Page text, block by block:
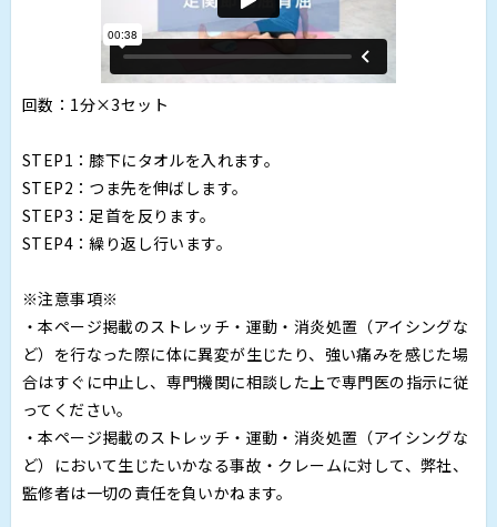
回数：1分×3セット
STEP1：膝下にタオルを入れます。
STEP2：つま先を伸ばします。
STEP3：足首を反ります。
STEP4：繰り返し行います。
※注意事項※
・本ページ掲載のストレッチ・運動・消炎処置（アイシングな
ど）を行なった際に体に異変が生じたり、強い痛みを感じた場
合はすぐに中止し、専門機関に相談した上で専門医の指示に従
ってください。
・本ページ掲載のストレッチ・運動・消炎処置（アイシングな
ど）において生じたいかなる事故・クレームに対して、弊社、
監修者は一切の責任を負いかねます。